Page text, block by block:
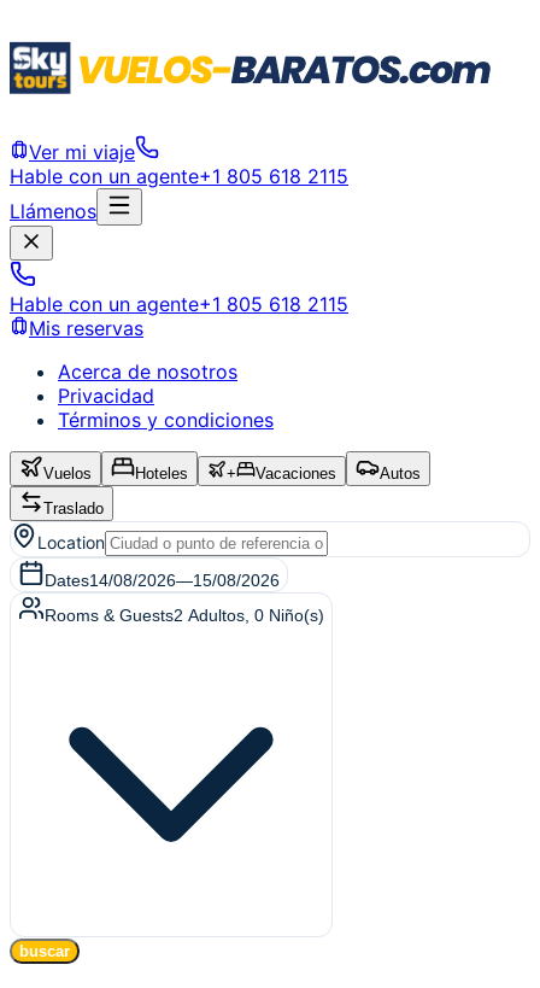
Ver mi viaje
Hable con un agente+1 805 618 2115
Llámenos
Hable con un agente+1 805 618 2115
Mis reservas
Acerca de nosotros
Privacidad
Términos y condiciones
Vuelos Hoteles + Vacaciones
Autos
Traslado
Location
Dates14/08/2026—15/08/2026
Rooms & Guests2 Adultos 0 Niño(s)
buscar